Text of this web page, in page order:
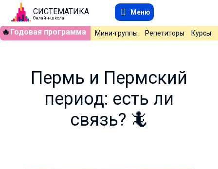
СИСТЕМАТИКА
Онлайн-школа
Меню
🔥 Годовая программа Мини-группы Репетиторы Курсы
Пермь и Пермский
период: есть ли
связь? 🦎